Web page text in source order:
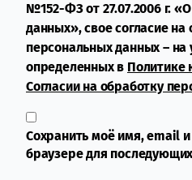
№152-ФЗ от 27.07.2006 г.
данных», свое согласие на
персональных данных – на
определенных в Политике
Согласии на обработку
Сохранить моё имя, email
браузере для